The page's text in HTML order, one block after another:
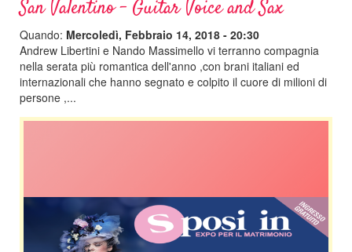
San Valentino - Guitar Voice and Sax
Quando: Mercoledì, Febbraio 14, 2018 - 20:30
Andrew Libertini e Nando Massimello vi terranno compagnia
nella serata più romantica dell'anno ,con brani italiani ed
internazionali che hanno segnato e colpito il cuore di milioni di
persone ,...